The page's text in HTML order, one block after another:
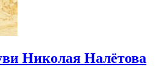
Николая Налётова